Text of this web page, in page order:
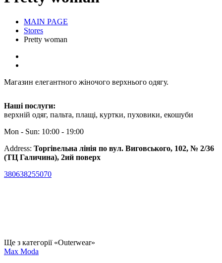
MAIN PAGE
Stores
Pretty woman
Магазин елегантного жіночого верхнього одягу.
Наші послуги:
верхній одяг, пальта, плащі, куртки, пуховики, екошуби
Mon - Sun: 10:00 - 19:00
Address: Торгівельна лінія по вул. Виговського, 102, № 2/36
(ТЦ Галичина), 2ий поверх
380638255070
Ще з категорії «Outerwear»
Max Moda